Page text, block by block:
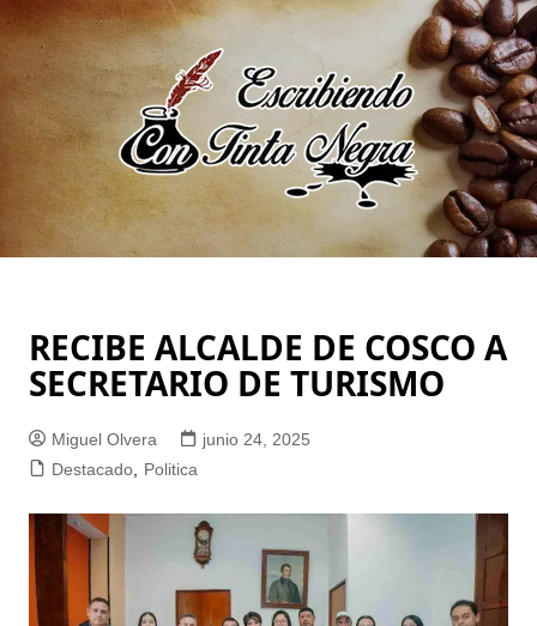
Saltar
al
contenido
RECIBE ALCALDE DE COSCO A
SECRETARIO DE TURISMO
Miguel Olvera
junio 24, 2025
Destacado, Politica